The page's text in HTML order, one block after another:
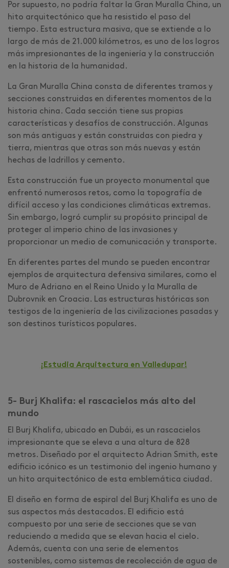
Por supuesto, no podría faltar la Gran Muralla China, un
hito arquitectónico que ha resistido el paso del
tiempo. Esta estructura masiva, que se extiende a lo
largo de más de 21.000 kilómetros, es uno de los logros
más impresionantes de la ingeniería y la construcción
en la historia de la humanidad.
La Gran Muralla China consta de diferentes tramos y
secciones construidas en diferentes momentos de la
historia china. Cada sección tiene sus propias
características y desafíos de construcción. Algunas
son más antiguas y están construidas con piedra y
tierra, mientras que otras son más nuevas y están
hechas de ladrillos y cemento.
Esta construcción fue un proyecto monumental que
enfrentó numerosos retos, como la topografía de
difícil acceso y las condiciones climáticas extremas.
Sin embargo, logró cumplir su propósito principal de
proteger al imperio chino de las invasiones y
proporcionar un medio de comunicación y transporte.
En diferentes partes del mundo se pueden encontrar
ejemplos de arquitectura defensiva similares, como el
Muro de Adriano en el Reino Unido y la Muralla de
Dubrovnik en Croacia. Las estructuras históricas son
testigos de la ingeniería de las civilizaciones pasadas y
son destinos turísticos populares.
¡Estudia Arquitectura en Valledupar!
5- Burj Khalifa: el rascacielos más alto del
mundo
El Burj Khalifa, ubicado en Dubái, es un rascacielos
impresionante que se eleva a una altura de 828
metros. Diseñado por el arquitecto Adrian Smith, este
edificio icónico es un testimonio del ingenio humano y
un hito arquitectónico de esta emblemática ciudad.
El diseño en forma de espiral del Burj Khalifa es uno de
sus aspectos más destacados. El edificio está
compuesto por una serie de secciones que se van
reduciendo a medida que se elevan hacia el cielo.
Además, cuenta con una serie de elementos
sostenibles, como sistemas de recolección de agua de